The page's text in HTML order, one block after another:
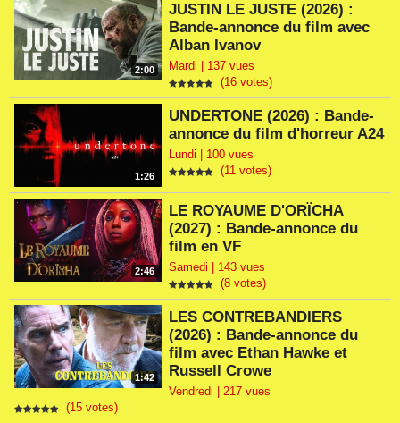
2:00
JUSTIN LE JUSTE (2026) :
Bande-annonce du film avec
Alban Ivanov
Mardi | 137 vues
(16 votes)
1:26
UNDERTONE (2026) : Bande-
annonce du film d'horreur A24
Lundi | 100 vues
(11 votes)
2:46
LE ROYAUME D'ORÏCHA
(2027) : Bande-annonce du
film en VF
Samedi | 143 vues
(8 votes)
1:42
LES CONTREBANDIERS
(2026) : Bande-annonce du
film avec Ethan Hawke et
Russell Crowe
Vendredi | 217 vues
(15 votes)